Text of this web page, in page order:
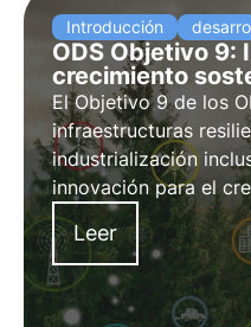
Introducción
ODS Objetivo
crecimiento
El Objetivo 9 de los
infraestructuras
industrialización
innovación para el
Descubra cómo
inversiones en
tecnologías limpias.
Leer